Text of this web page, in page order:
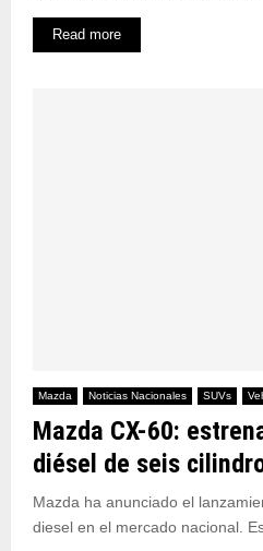
Read more
Mazda Noticias Nacionales SUVs
Mazda CX-60:
diésel de seis
Mazda ha anunciado el
diesel en el mercado nacional.